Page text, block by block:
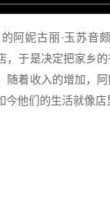
妮古丽·玉苏音
，于是决定把家乡
随着收入的增加，
他们的生活就像店